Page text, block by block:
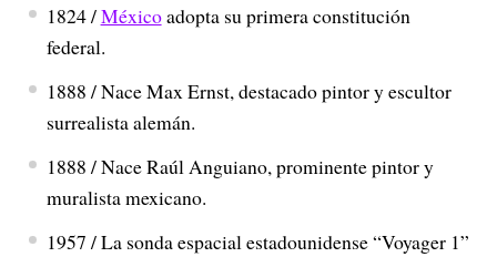
1824 /Méxicoadopta su primera constitución
federal.
1888 / Nace Max Ernst, destacado pintor y escultor
surrealista alemán.
1888 / Nace Raúl Anguiano, prominente pintor y
muralista mexicano.
1957 / La sonda espacial estadounidense “Voyager 1”